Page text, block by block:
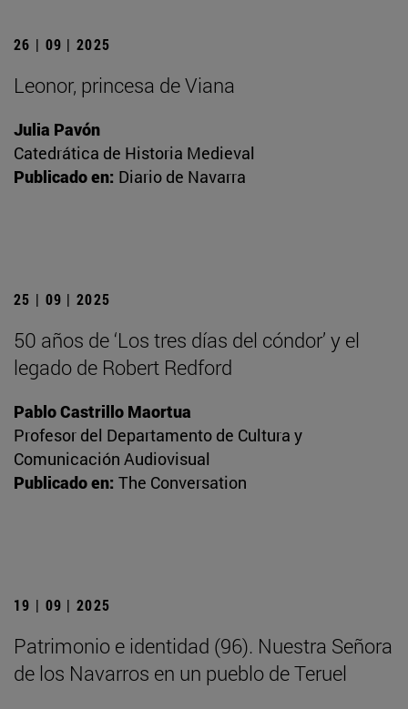
26 | 09 | 2025
Leonor, princesa de Viana
Julia Pavón
Catedrática de Historia Medieval
Publicado en: Diario de Navarra
25 | 09 | 2025
50 años de ‘Los tres días del cóndor’ y el
legado de Robert Redford
Pablo Castrillo Maortua
Profesor del Departamento de Cultura y
Comunicación Audiovisual
Publicado en: The Conversation
19 | 09 | 2025
Patrimonio e identidad (96). Nuestra Señora
de los Navarros en un pueblo de Teruel